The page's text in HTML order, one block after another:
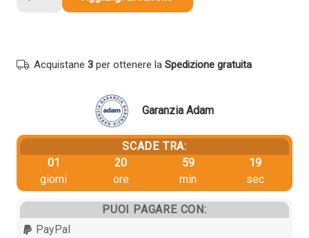
MAGENTA
Acquistane 3 per ottenere la Spedizione gratuita
Garanzia Adam
SCADE TRA:
01
giorni
20
ore
59
min
18
sec
PUOI PAGARE CON:
PayPal